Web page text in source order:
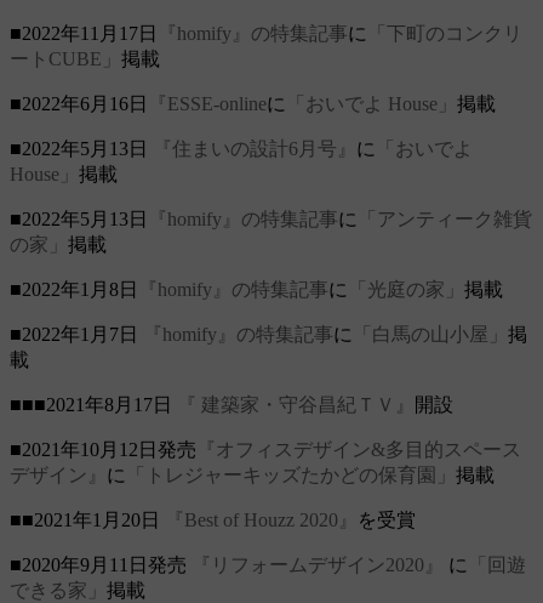
■2022年11月17日 『homify』の特集記事に
「下町のコンクリ
ートCUBE」 掲載
■2022年6月16日 『ESSE-onlineに 「おいでよ House」 掲載
■2022年5月13日 『住まいの設計6月号』 に
「おいでよ
House」 掲載
■2022年5月13日 『homify』の特集記事に
「アンティーク雑貨
の家」 掲載
■2022年1月8日 『homify』の特集記事に 「光庭の家」 掲載
■2022年1月7日 『homify』の特集記事に 「白馬の山小屋」 掲
載
■■■2021年8月17日 『 建築家・守谷昌紀ＴＶ』 開設
■2021年10月12日発売 『オフィスデザイン&多目的スペース
デザイン』 に 「トレジャーキッズたかどの保育園」 掲載
■■2021年1月20日 『Best of Houzz 2020』 を受賞
■2020年9月11日発売 『リフォームデザイン2020』 に
「回遊
できる家」 掲載